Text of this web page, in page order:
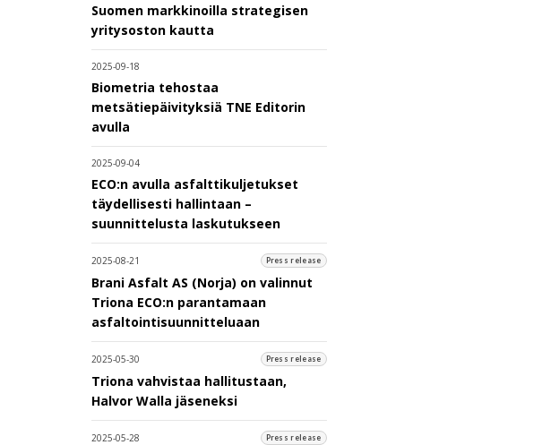
Suomen markkinoilla strategisen
yritysoston kautta
2025-09-18
Biometria tehostaa
metsätiepäivityksiä TNE Editorin
avulla
2025-09-04
ECO:n avulla asfalttikuljetukset
täydellisesti hallintaan –
suunnittelusta laskutukseen
2025-08-21 Press release
Brani Asfalt AS (Norja) on valinnut
Triona ECO:n parantamaan
asfaltointisuunnitteluaan
2025-05-30 Press release
Triona vahvistaa hallitustaan,
Halvor Walla jäseneksi
2025-05-28 Press release